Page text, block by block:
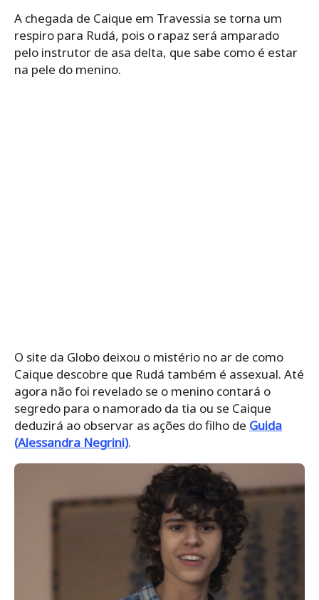
A chegada de Caique em Travessia se torna um
respiro para Rudá, pois o rapaz será amparado
pelo instrutor de asa delta, que sabe como é estar
na pele do menino.
O site da Globo deixou o mistério no ar de como
Caique descobre que Rudá também é assexual. Até
agora não foi revelado se o menino contará o
segredo para o namorado da tia ou se Caique
deduzirá ao observar as ações do filho de Guida
(Alessandra Negrini).